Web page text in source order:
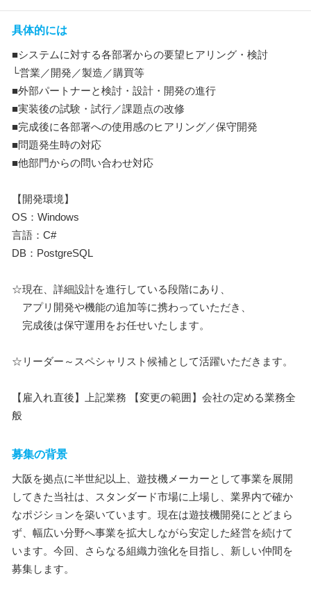
具体的には
■システムに対する各部署からの要望ヒアリング・検討
└営業／開発／製造／購買等
■外部パートナーと検討・設計・開発の進行
■実装後の試験・試行／課題点の改修
■完成後に各部署への使用感のヒアリング／保守開発
■問題発生時の対応
■他部門からの問い合わせ対応
【開発環境】
OS：Windows
言語：C#
DB：PostgreSQL
☆現在、詳細設計を進行している段階にあり、
アプリ開発や機能の追加等に携わっていただき、
完成後は保守運用をお任せいたします。
☆リーダー～スペシャリスト候補として活躍いただきます。
【雇入れ直後】上記業務 【変更の範囲】会社の定める業務全
般
募集の背景
大阪を拠点に半世紀以上、遊技機メーカーとして事業を展開
してきた当社は、スタンダード市場に上場し、業界内で確か
なポジションを築いています。現在は遊技機開発にとどまら
ず、幅広い分野へ事業を拡大しながら安定した経営を続けて
います。今回、さらなる組織力強化を目指し、新しい仲間を
募集します。